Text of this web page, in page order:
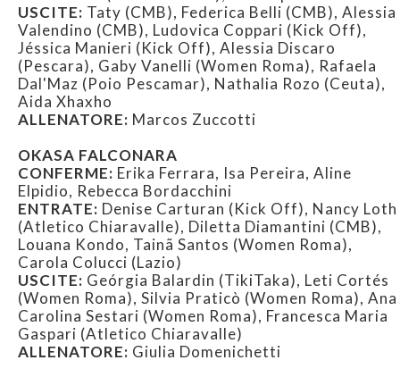
USCITE: Taty (CMB), Federica Belli (CMB), Alessia
Valendino (CMB), Ludovica Coppari (Kick Off),
Jéssica Manieri (Kick Off), Alessia Discaro
(Pescara), Gaby Vanelli (Women Roma), Rafaela
Dal'Maz (Poio Pescamar), Nathalia Rozo (Ceuta),
Aida Xhaxho
ALLENATORE: Marcos Zuccotti
OKASA FALCONARA
CONFERME: Erika Ferrara, Isa Pereira, Aline
Elpidio, Rebecca Bordacchini
ENTRATE: Denise Carturan (Kick Off), Nancy Loth
(Atletico Chiaravalle), Diletta Diamantini (CMB),
Louana Kondo, Tainã Santos (Women Roma),
Carola Colucci (Lazio)
USCITE: Geórgia Balardin (TikiTaka), Leti Cortés
(Women Roma), Silvia Praticò (Women Roma), Ana
Carolina Sestari (Women Roma), Francesca Maria
Gaspari (Atletico Chiaravalle)
ALLENATORE: Giulia Domenichetti